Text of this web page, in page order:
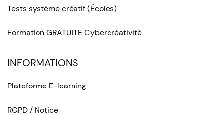
Tests système créatif (Écoles)
Formation GRATUITE Cybercréativité
INFORMATIONS
Plateforme E-learning
RGPD / Notice